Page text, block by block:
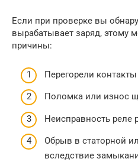
Если при проверке вы
вырабатывает заряд, этому
причины:
Перегорели
Поломка или износ
Неисправность реле
Обрыв в статорной
вследствие